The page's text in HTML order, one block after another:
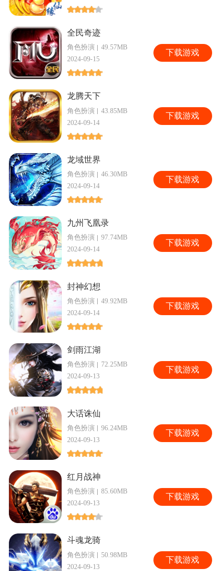
全民奇迹
角色扮演
49.57MB
2024-09-15
下载游戏
龙腾天下
角色扮演
43.85MB
2024-09-14
下载游戏
龙域世界
角色扮演
46.30MB
2024-09-14
下载游戏
九州飞凰录
角色扮演
97.74MB
2024-09-14
下载游戏
封神幻想
角色扮演
49.92MB
2024-09-14
下载游戏
剑雨江湖
角色扮演
72.25MB
2024-09-13
下载游戏
大话诛仙
角色扮演
96.24MB
2024-09-13
下载游戏
红月战神
角色扮演
85.60MB
2024-09-13
下载游戏
斗魂龙骑
角色扮演
50.98MB
2024-09-13
下载游戏